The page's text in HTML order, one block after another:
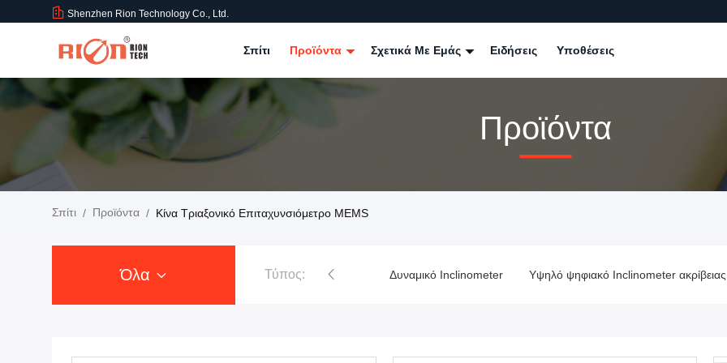
Shenzhen Rion Technology Co., Ltd.
Σπίτι Προϊόντα Σχετικά Με Εμάς Ειδήσεις Υποθέσεις
Προϊόντα
Σπίτι / Προϊόντα / Κίνα Τριαξονικό Επιταχυνσιόμετρο MEMS
Όλα Τύπος:
Inclinometer αισθητήρων κλίσης Δυναμικό Inclinometer Υψηλό ψηφιακό Inclinometer ακρίβειας